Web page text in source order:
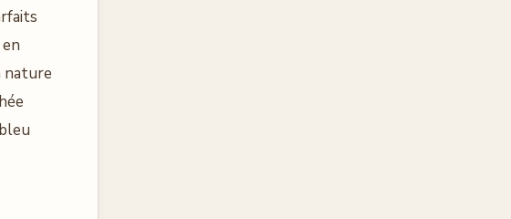
nature